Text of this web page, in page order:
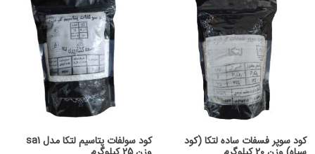
کود سوپر فسفات ساده لتکا (کود کود سولفات پتاسیم لتکا مدل sa1